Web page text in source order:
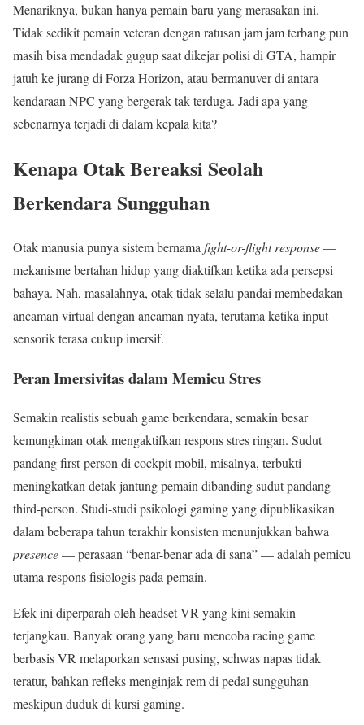
Menariknya, bukan hanya pemain baru yang merasakan ini.
Tidak sedikit pemain veteran dengan ratusan jam jam terbang pun
masih bisa mendadak gugup saat dikejar polisi di GTA, hampir
jatuh ke jurang di Forza Horizon, atau bermanuver di antara
kendaraan NPC yang bergerak tak terduga. Jadi apa yang
sebenarnya terjadi di dalam kepala kita?
Kenapa Otak Bereaksi Seolah
Berkendara Sungguhan
Otak manusia punya sistem bernama fight-or-flight response—
mekanisme bertahan hidup yang diaktifkan ketika ada persepsi
bahaya. Nah, masalahnya, otak tidak selalu pandai membedakan
ancaman virtual dengan ancaman nyata, terutama ketika input
sensorik terasa cukup imersif.
Peran Imersivitas dalam Memicu Stres
Semakin realistis sebuah game berkendara, semakin besar
kemungkinan otak mengaktifkan respons stres ringan. Sudut
pandang first-person di cockpit mobil, misalnya, terbukti
meningkatkan detak jantung pemain dibanding sudut pandang
third-person. Studi-studi psikologi gaming yang dipublikasikan
dalam beberapa tahun terakhir konsisten menunjukkan bahwa
presence— perasaan “benar-benar ada di sana” — adalah pemicu
utama respons fisiologis pada pemain.
Efek ini diperparah oleh headset VR yang kini semakin
terjangkau. Banyak orang yang baru mencoba racing game
berbasis VR melaporkan sensasi pusing, schwas napas tidak
teratur, bahkan refleks menginjak rem di pedal sungguhan
meskipun duduk di kursi gaming.